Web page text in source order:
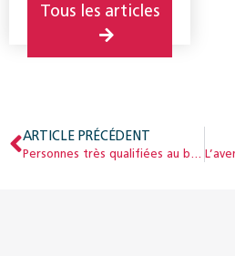
Tous les articles
ARTICLE PRÉCÉDENT
Personnes très qualifiées au bénéfice d’une mesure précoce